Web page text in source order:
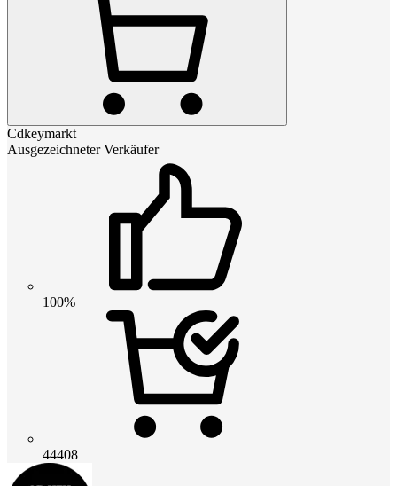
Cdkeymarkt
Ausgezeichneter Verkäufer
100%
44408